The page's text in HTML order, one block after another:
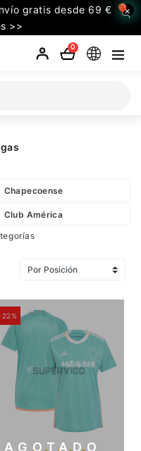
gratis desde 69 €
>>
×
0
Chapecoense
Club América
22%
AGOTADO